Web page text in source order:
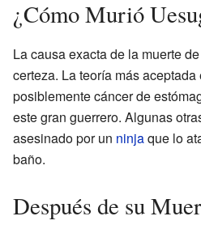
¿Cómo Murió
La causa exacta de la muerte
certeza. La teoría más
posiblemente cáncer de
este gran guerrero. Algunas
asesinado por un ninjaque lo
baño.
Después de su